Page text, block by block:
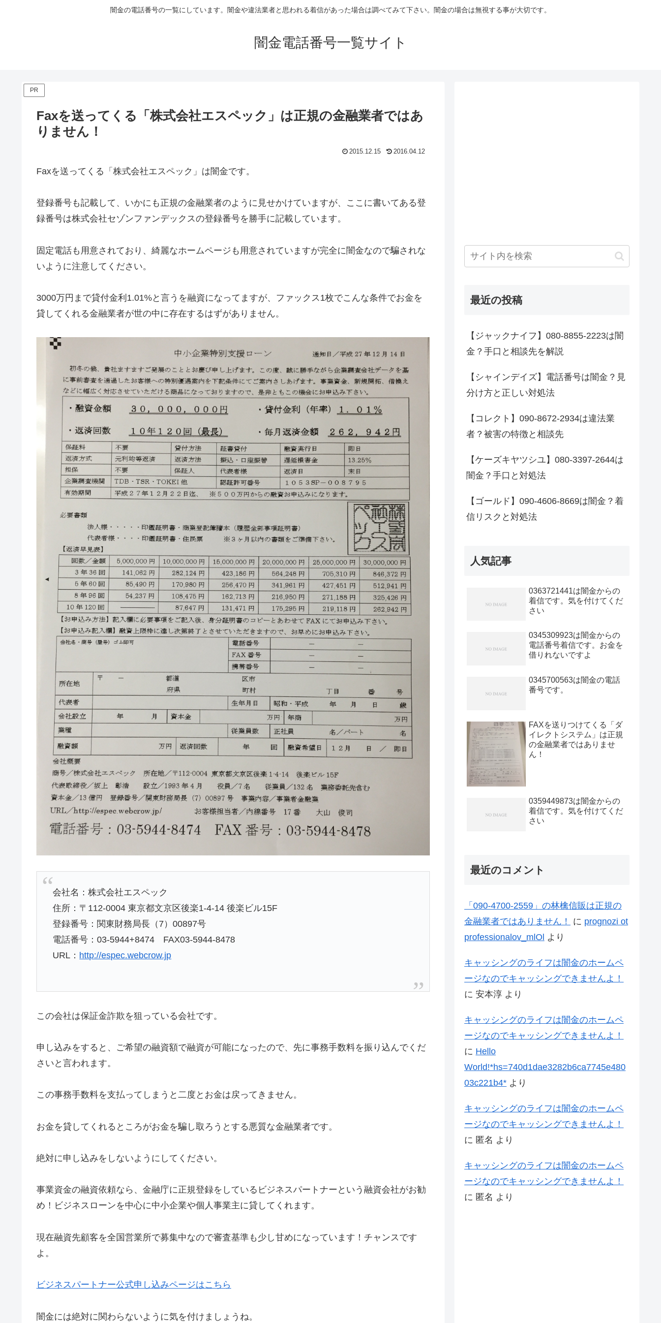
闇金の電話番号の一覧にしています。闇金や違法業者と思われる着信があった場合は調べてみて下さい。闇金の場合は無視する事が大切です。
闇金電話番号一覧サイト
PR
Faxを送ってくる「株式会社エスペック」は正規の金融業者ではあ
りません！
2015.12.15 2016.04.12
Faxを送ってくる「株式会社エスペック」は闇金です。
登録番号も記載して、いかにも正規の金融業者のように見せかけていますが、ここに書いてある登
録番号は株式会社セゾンファンデックスの登録番号を勝手に記載しています。
固定電話も用意されており、綺麗なホームページも用意されていますが完全に闇金なので騙されな
いように注意してください。
3000万円まで貸付金利1.01%と言うを融資になってますが、ファックス1枚でこんな条件でお金を
貸してくれる金融業者が世の中に存在するはずがありません。
会社名：株式会社エスペック
住所：〒112-0004 東京都文京区後楽1-4-14 後楽ビル15F
登録番号：関東財務局長（7）00897号
電話番号：03-5944+8474 FAX03-5944-8478
URL： http://espec.webcrow.jp
この会社は保証金詐欺を狙っている会社です。
申し込みをすると、ご希望の融資額で融資が可能になったので、先に事務手数料を振り込んでくだ
さいと言われます。
この事務手数料を支払ってしまうと二度とお金は戻ってきません。
お金を貸してくれるところがお金を騙し取ろうとする悪質な金融業者です。
絶対に申し込みをしないようにしてください。
事業資金の融資依頼なら、金融庁に正規登録をしているビジネスパートナーという融資会社がお勧
め！ビジネスローンを中心に中小企業や個人事業主に貸してくれます。
現在融資先顧客を全国営業所で募集中なので審査基準も少し甘めになっています！チャンスです
よ。
ビジネスパートナー公式申し込みページはこちら
闇金には絶対に関わらないように気を付けましょうね。
最近の投稿
【ジャックナイフ】080-8855-2223は闇
金？手口と相談先を解説
【シャインデイズ】電話番号は闇金？見
分け方と正しい対処法
【コレクト】090-8672-2934は違法業
者？被害の特徴と相談先
【ケーズキヤツシユ】080-3397-2644は
闇金？手口と対処法
【ゴールド】090-4606-8669は闇金？着
信リスクと対処法
人気記事
0363721441は闇金からの
着信です。気を付けてくだ
さい
0345309923は闇金からの
電話番号着信です。お金を
借りれないですよ
0345700563は闇金の電話
番号です。
FAXを送りつけてくる「ダ
イレクトシステム」は正規
の金融業者ではありませ
ん！
0359449873は闇金からの
着信です。気を付けてくだ
さい
最近のコメント
「090-4700-2559」の林檎信販は正規の
金融業者ではありません！
に prognozi ot
professionalov_mlOl より
キャッシングのライフは闇金のホームペ
ージなのでキャッシングできませんよ！
に 安本淳 より
キャッシングのライフは闇金のホームペ
ージなのでキャッシングできませんよ！
に Hello
World!*hs=740d1dae3282b6ca7745e480
03c221b4* より
キャッシングのライフは闇金のホームペ
ージなのでキャッシングできませんよ！
に 匿名 より
キャッシングのライフは闇金のホームペ
ージなのでキャッシングできませんよ！
に 匿名 より